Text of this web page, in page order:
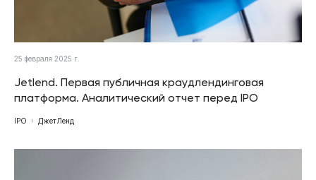
25 февраля 2025 г.
Jetlend. Первая публичная краудлендинговая
платформа. Аналитический отчет перед IPO
IPO ДжетЛенд